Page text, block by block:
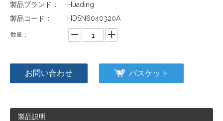
製品ブランド：
Huading
製品コード：
HDSN6040320A
数量：
お問い合わせ バスケット
製品説明